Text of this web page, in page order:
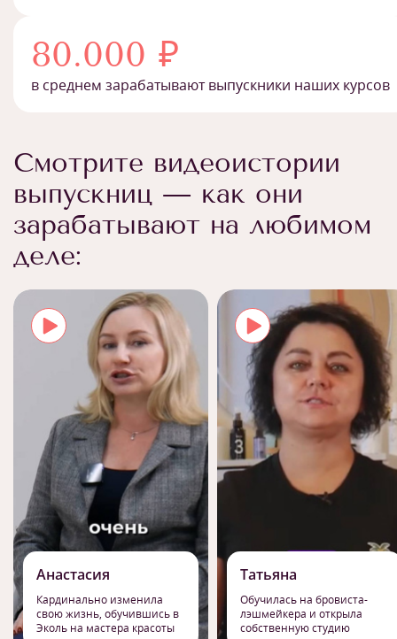
80.000 ₽
в среднем зарабатывают выпускники наших курсов
Смотрите видеоистории
выпускниц — как они
зарабатывают на любимом
деле:
Анастасия
Кардинально изменила
свою жизнь, обучившись в
Эколь на мастера красоты
Татьяна
Обучилась на бровиста-
лэшмейкера и открыла
собственную студию